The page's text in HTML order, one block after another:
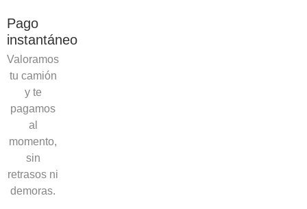
Pago
instantáneo
Valoramos
tu camión
y te
pagamos
al
momento,
sin
retrasos ni
demoras.